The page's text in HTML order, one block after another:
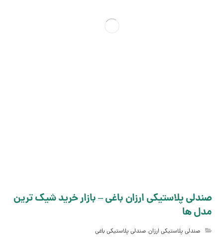
صندلی پلاستیکی ارزان باغی – بازار خرید شیک ترین
مدل ها
صندلی پلاستیکی ارزان,صندلی پلاستیکی باغی